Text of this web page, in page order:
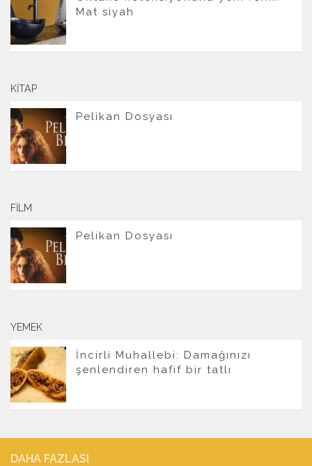
Mat siyah
KITAP
Pelikan Dosyası
FILM
Pelikan Dosyası
YEMEK
İncirli Muhallebi: Damağınızı
şenlendiren hafif bir tatlı
DAHA FAZLASI